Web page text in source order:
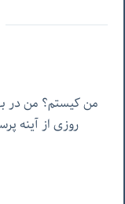
من کیستم؟ من در
روزی از آینه